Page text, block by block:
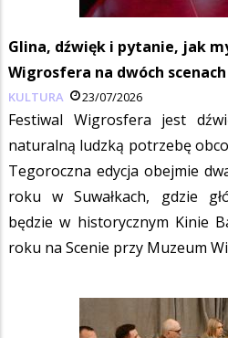
Glina, dźwięk i pytanie, jak
Wigrosfera na dwóch scenach
KULTURA 23/07/2026
Festiwal Wigrosfera jest
naturalną ludzką potrzebę
Tegoroczna edycja obejmie
roku w Suwałkach, gdzie
będzie w historycznym Kinie
roku na Scenie przy Muzeum